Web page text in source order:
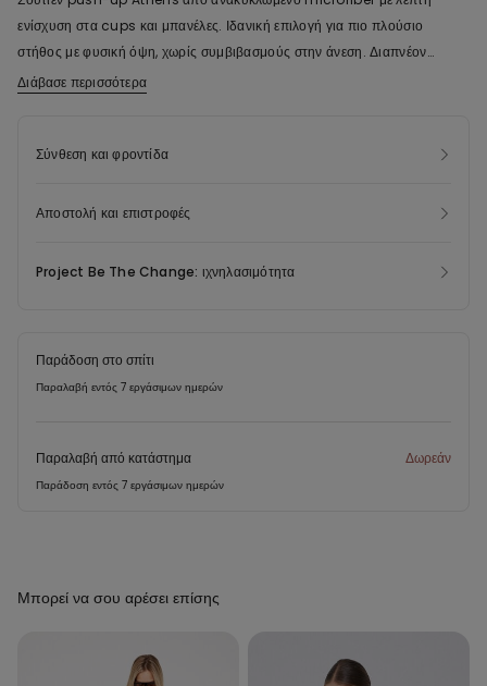
ενίσχυση στα cups και μπανέλες. Ιδανική επιλογή για πιο πλούσιο
στήθος με φυσική όψη, χωρίς συμβιβασμούς στην άνεση. Διαπνέον
ύφασμα με απαλή αίσθηση στο δέρμα και cups που αναδεικνύουν τις
κούμπωμα με διπλή κόπιτσα τεσσάρων θέσεων στην περιφέρεια του
εξασφαλίζουν ακόμα καλύτερη στήριξη του στήθους. Ιδανικό για να τονίζει
Το ύφασμα αυτού του ενδύματος περιέχει ένα πιστοποιημένο
πλαστικών φιαλών που έχουν απορριφθεί σωστά. Για τη δημιουργία
περιβαλλοντικές επιπτώσεις.
Διάβασε περισσότερα
Σύνθεση και φροντίδα
Αποστολή και επιστροφές
Project Be The Change: ιχνηλασιμότητα
Παράδοση στο σπίτι
Παραλαβή εντός 7 εργάσιμων ημερών
Παραλαβή από κατάστημα Δωρεάν
Παράδοση εντός 7 εργάσιμων ημερών
Μπορεί να σου αρέσει επίσης